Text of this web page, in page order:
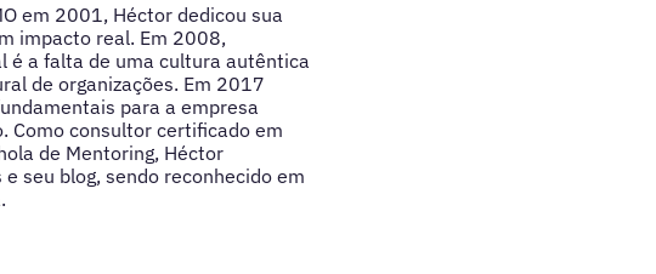
em 2001, Héctor dedicou sua
impacto real. Em 2008,
é a falta de uma cultura autêntica
de organizações. Em 2017
para a empresa
Como consultor certificado em
de Mentoring, Héctor
seu blog, sendo reconhecido em